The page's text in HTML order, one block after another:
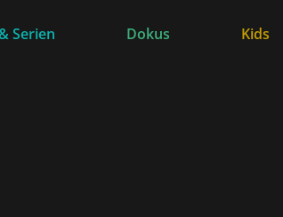
Serien Dokus Kids